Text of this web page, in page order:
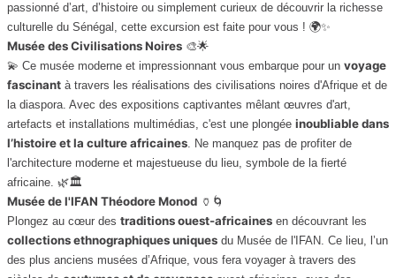
passionné d’art, d’histoire ou simplement curieux de découvrir la richesse
culturelle du Sénégal, cette excursion est faite pour vous ! 🌍✨
Musée des Civilisations Noires 🎨🌟
💫 Ce musée moderne et impressionnant vous embarque pour un voyage
fascinant à travers les réalisations des civilisations noires d'Afrique et de
la diaspora. Avec des expositions captivantes mêlant œuvres d'art,
artefacts et installations multimédias, c'est une plongée inoubliable dans
l’histoire et la culture africaines. Ne manquez pas de profiter de
l'architecture moderne et majestueuse du lieu, symbole de la fierté
africaine. 🌿🏛️
Musée de l'IFAN Théodore Monod 🏺🌀
Plongez au cœur des traditions ouest-africaines en découvrant les
collections ethnographiques uniques du Musée de l'IFAN. Ce lieu, l’un
des plus anciens musées d’Afrique, vous fera voyager à travers des